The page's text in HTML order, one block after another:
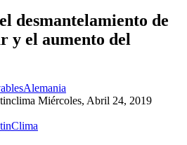
desmantelamiento de
y el aumento del
Alemania
Miércoles, Abril 24, 2019